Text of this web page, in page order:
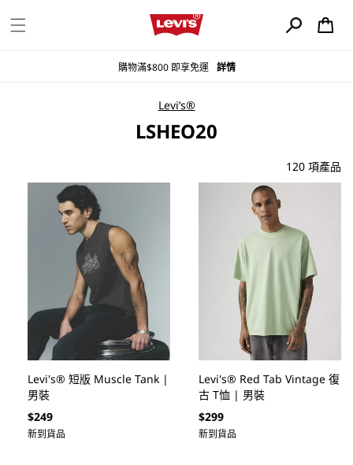
跳至內容
物
購物滿$800 即享免運 詳情
Levi’s®
商
列
LSHEO20
120 項產品
Levi's® 短版 Muscle Tank |
男裝
定
價
$249
新到貨品
Levi's® Red Tab Vintage 復
古 T恤 | 男裝
定
價
$299
新到貨品